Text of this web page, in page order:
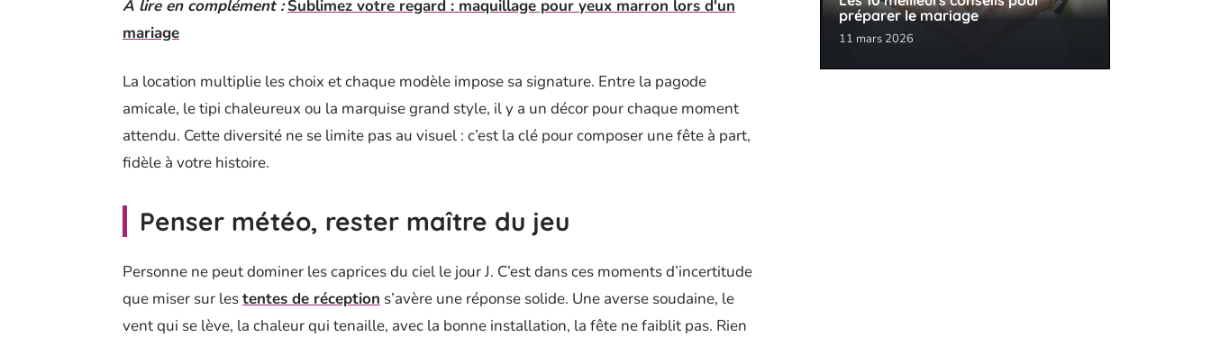
A lire en complément : Sublimez votre regard : maquillage pour yeux marron lors d'un
mariage
La location multiplie les choix et chaque modèle impose sa signature. Entre la pagode
amicale, le tipi chaleureux ou la marquise grand style, il y a un décor pour chaque moment
attendu. Cette diversité ne se limite pas au visuel : c’est la clé pour composer une fête à part,
fidèle à votre histoire.
Penser météo, rester maître du jeu
Personne ne peut dominer les caprices du ciel le jour J. C’est dans ces moments d’incertitude
que miser sur lestentes de réception s’avère une réponse solide. Une averse soudaine, le
vent qui se lève, la chaleur qui tenaille, avec la bonne installation, la fête ne faiblit pas. Rien
préparer le mariage
11 mars 2026